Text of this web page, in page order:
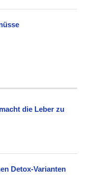
die Leber zu
Detox-Varianten